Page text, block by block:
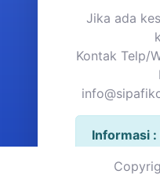
Jika ada
Kontak Telp/
Informasi :
anggota